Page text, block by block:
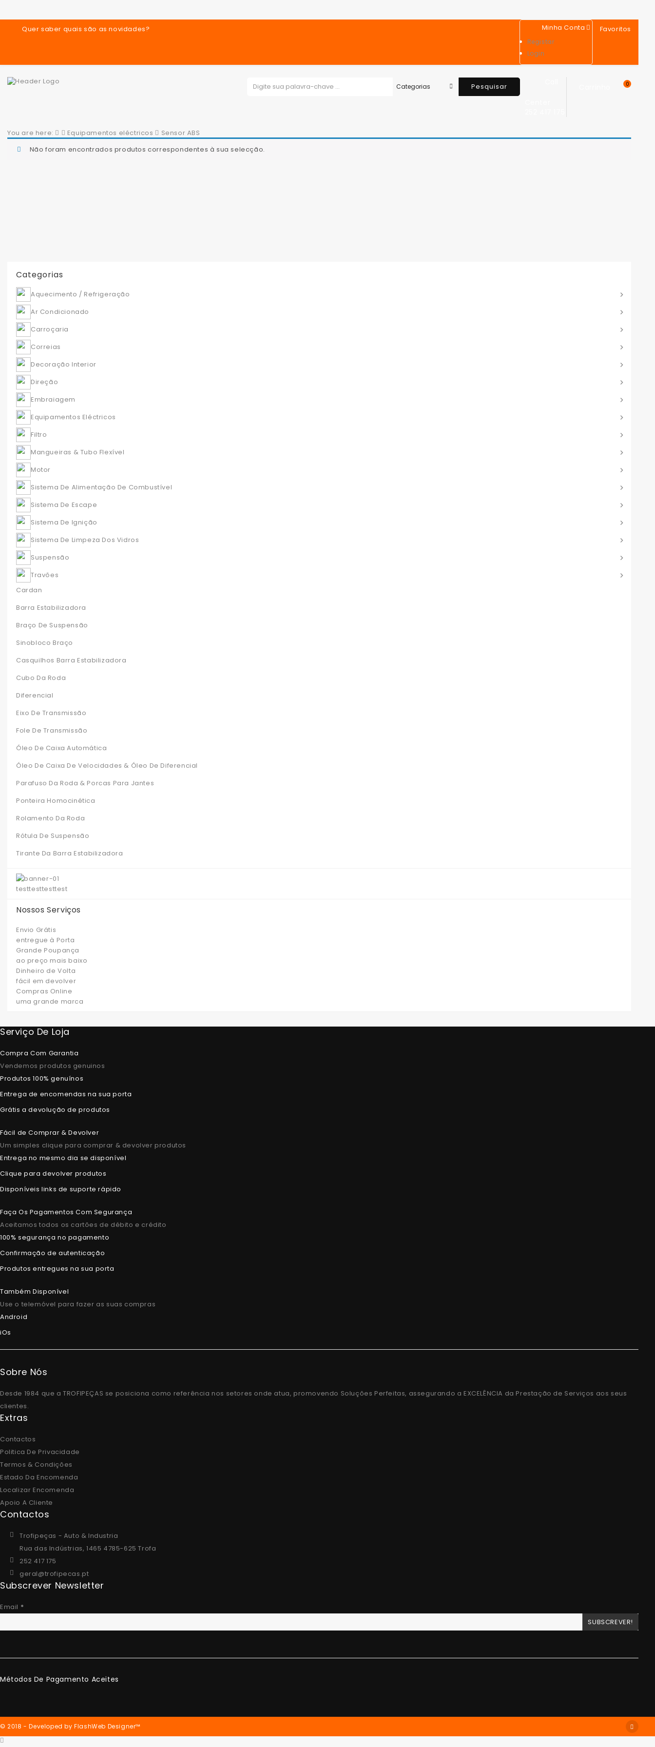
Quer saber quais são as novidades? Minha Conta
Registar
Login
Favoritos
0
Pesquisar
You are here: Equipamentos eléctricos
Sensor ABS
Não foram encontrados produtos correspondentes à sua selecção.
Categorias
Aquecimento / Refrigeração
Ar Condicionado
Carroçaria
Correias
Decoração Interior
Direção
Embraiagem
Equipamentos Eléctricos
Filtro
Mangueiras & Tubo Flexível
Motor
Sistema De Alimentação De Combustível
Sistema De Escape
Sistema De Ignição
Sistema De Limpeza Dos Vidros
Suspensão
Travões
Cardan
Barra Estabilizadora
Braço De Suspensão
Sinobloco Braço
Casquilhos Barra Estabilizadora
Cubo Da Roda
Diferencial
Eixo De Transmissão
Fole De Transmissão
Óleo De Caixa Automática
Óleo De Caixa De Velocidades & Óleo De Diferencial
Parafuso Da Roda & Porcas Para Jantes
Ponteira Homocinética
Rolamento Da Roda
Rótula De Suspensão
Tirante Da Barra Estabilizadora
testtesttesttest
Nossos Serviços
Envio Grátis
entregue à Porta
Grande Poupança
ao preço mais baixo
Dinheiro de Volta
fácil em devolver
Compras Online
uma grande marca
Serviço De Loja
Compra Com Garantia
Vendemos produtos genuinos
Produtos 100% genuínos
Entrega de encomendas na sua porta
Grátis a devolução de produtos
Fácil de Comprar & Devolver
Um simples clique para comprar & devolver produtos
Entrega no mesmo dia se disponível
Clique para devolver produtos
Disponíveis links de suporte rápido
Faça Os Pagamentos Com Segurança
Aceitamos todos os cartões de débito e crédito
100% segurança no pagamento
Confirmação de autenticação
Produtos entregues na sua porta
Também Disponível
Use o telemóvel para fazer as suas compras
Android
iOs
Sobre Nós
Desde 1984 que a TROFIPEÇAS se posiciona como referência nos setores onde atua, promovendo Soluções Perfeitas, assegurando a EXCELÊNCIA da Prestação de Serviços aos seus
clientes.
Extras
Contactos
Politica De Privacidade
Termos & Condições
Estado Da Encomenda
Localizar Encomenda
Apoio A Cliente
Contactos
Trofipeças - Auto & Industria
Rua das Indústrias, 1465 4785-625 Trofa
252 417 175
geral@trofipecas.pt
Subscrever Newsletter
Email *
Métodos De Pagamento Aceites
© 2018 - Developed by FlashWeb Designer™